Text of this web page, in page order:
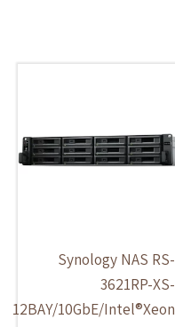
Synology NAS RS-
3621RP-XS-
12BAY/10GbE/Intel®Xeon